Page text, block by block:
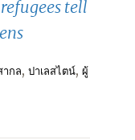
tell
ากล, ปาเลสไตน์, ผู้